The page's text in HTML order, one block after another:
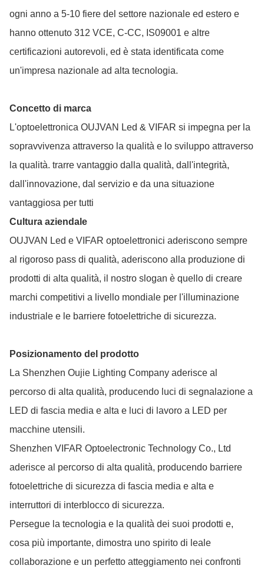
ogni anno a 5-10 fiere del settore nazionale ed estero e
hanno ottenuto 312 VCE, C-CC, IS09001 e altre
certificazioni autorevoli, ed è stata identificata come
un'impresa nazionale ad alta tecnologia.
Concetto di marca
L'optoelettronica OUJVAN Led & VIFAR si impegna per la
sopravvivenza attraverso la qualità e lo sviluppo attraverso
la qualità. trarre vantaggio dalla qualità, dall'integrità,
dall'innovazione, dal servizio e da una situazione
vantaggiosa per tutti
Cultura aziendale
OUJVAN Led e VIFAR optoelettronici aderiscono sempre
al rigoroso pass di qualità, aderiscono alla produzione di
prodotti di alta qualità, il nostro slogan è quello di creare
marchi competitivi a livello mondiale per l'illuminazione
industriale e le barriere fotoelettriche di sicurezza.
Posizionamento del prodotto
La Shenzhen Oujie Lighting Company aderisce al
percorso di alta qualità, producendo luci di segnalazione a
LED di fascia media e alta e luci di lavoro a LED per
macchine utensili.
Shenzhen VIFAR Optoelectronic Technology Co., Ltd
aderisce al percorso di alta qualità, producendo barriere
fotoelettriche di sicurezza di fascia media e alta e
interruttori di interblocco di sicurezza.
Persegue la tecnologia e la qualità dei suoi prodotti e,
cosa più importante, dimostra uno spirito di leale
collaborazione e un perfetto atteggiamento nei confronti